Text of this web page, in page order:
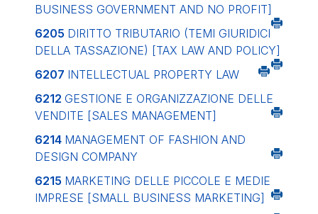
BUSINESS GOVERNMENT AND NO PROFIT]
6205 DIRITTO TRIBUTARIO (TEMI GIURIDICI
DELLA TASSAZIONE) [TAX LAW AND POLICY]
6207 INTELLECTUAL PROPERTY LAW
6212 GESTIONE E ORGANIZZAZIONE DELLE
VENDITE [SALES MANAGEMENT]
6214 MANAGEMENT OF FASHION AND
DESIGN COMPANY
6215 MARKETING DELLE PICCOLE E MEDIE
IMPRESE [SMALL BUSINESS MARKETING]